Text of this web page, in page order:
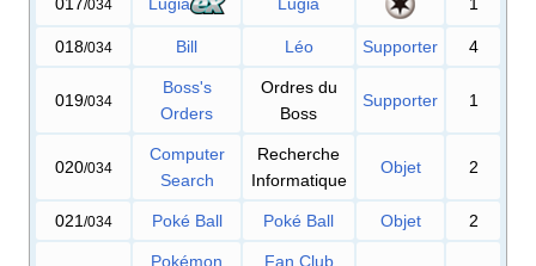
/034
018/034 Bill Léo Supporter 4
019/034
Boss's
Orders
Ordres du
Boss
Supporter 1
020/034
Computer
Search
Recherche
Informatique
Objet 2
021 /034 Poké Ball Poké Ball Objet 2
Pokémon
Fan Club